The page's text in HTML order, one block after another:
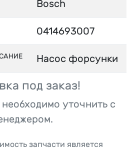
Bosch
0414693007
Насос форсунки
под заказ!
уточнить с
запчасти является